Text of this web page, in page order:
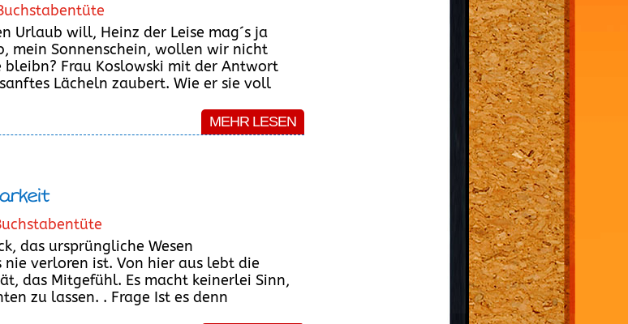
Urlaub will, Heinz der Leise mag´s ja
mein Sonnenschein, wollen wir nicht
bleibn? Frau Koslowski mit der Antwort
Lächeln zaubert. Wie er sie voll
MEHR LESEN
das ursprüngliche Wesen
nie verloren ist. Von hier aus lebt die
das Mitgefühl. Es macht keinerlei Sinn,
zu lassen. . Frage Ist es denn